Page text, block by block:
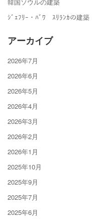
韓国ソウルの建築
ｼﾞｪﾌﾘｰ・ﾊﾞﾜ ｽﾘﾗﾝｶの建築
アーカイブ
2026年7月
2026年6月
2026年5月
2026年4月
2026年3月
2026年2月
2026年1月
2025年10月
2025年9月
2025年7月
2025年6月